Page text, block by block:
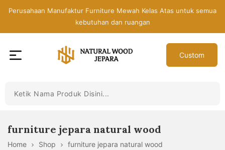
Perusahaan Manufaktur Furniture Mewah Kelas Atas untuk semua
kebutuhan dan ruangan
Jepara
Furniture
Jati
Custom
furniture jepara natural wood
Home Shop furniture jepara natural wood